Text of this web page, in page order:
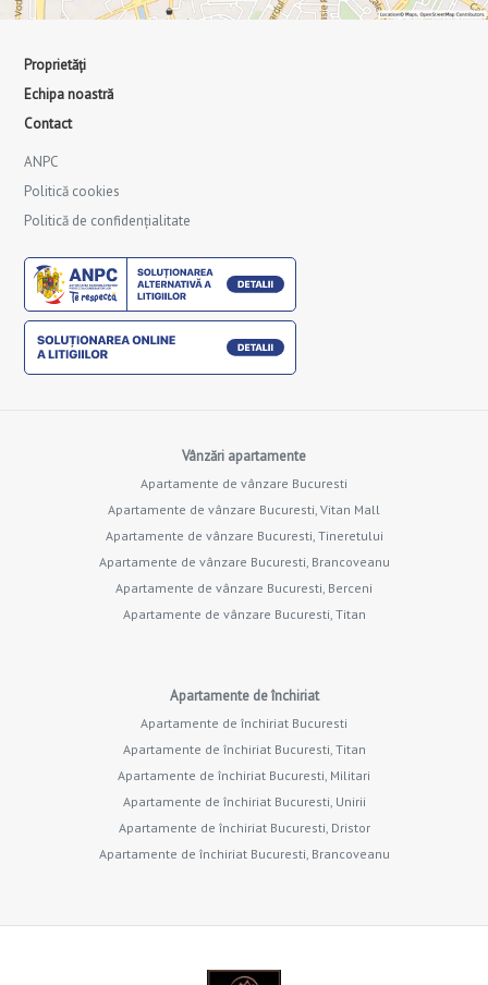
Proprietăți
Echipa noastră
Contact
ANPC
Politică cookies
Politică de confidențialitate
Vânzări apartamente
Apartamente de vânzare Bucuresti
Apartamente de vânzare Bucuresti, Vitan Mall
Apartamente de vânzare Bucuresti, Tineretului
Apartamente de vânzare Bucuresti, Brancoveanu
Apartamente de vânzare Bucuresti, Berceni
Apartamente de vânzare Bucuresti, Titan
Apartamente de închiriat
Apartamente de închiriat Bucuresti
Apartamente de închiriat Bucuresti, Titan
Apartamente de închiriat Bucuresti, Militari
Apartamente de închiriat Bucuresti, Unirii
Apartamente de închiriat Bucuresti, Dristor
Apartamente de închiriat Bucuresti, Brancoveanu